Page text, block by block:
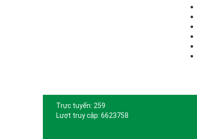
Trực tuyến: 259
Lượt truy cập: 6623758